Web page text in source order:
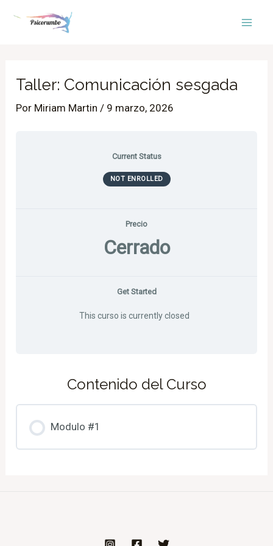
Taller: Comunicación sesgada
Por Miriam Martin/ 9 marzo, 2026
Current Status
NOT ENROLLED
Precio
Cerrado
Get Started
This curso is currently closed
Contenido del Curso
Modulo #1